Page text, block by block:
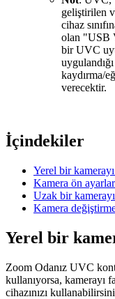
geliştirilen
cihaz
olan "USB
bir UVC
kaydırma/
verecektir.
İçindekiler
Yerel bir
Kamera ön
Uzak bir
Kamera
Yerel bir
Zoom Odanız UVC
kullanıyorsa, kamerayı
cihazınızı